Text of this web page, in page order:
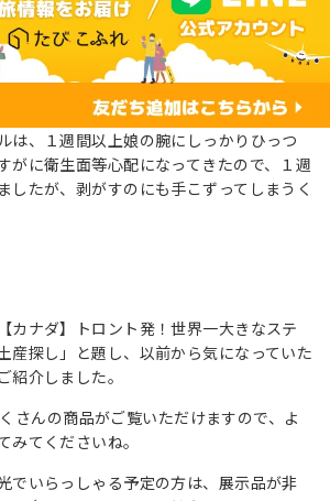
は、１週間以上娘の腕にしっかりひっつ
がに衛生面等心配になってきたので、１週
したが、剥がすのにも手こずってしまうく
カナダ】トロント発！世界一大きなステ
産探し」と題し、以前から気になっていた
紹介しました。
んの商品がご覧いただけますので、よ
みてくださいね。
でいらっしゃる予定の方は、展示品が非